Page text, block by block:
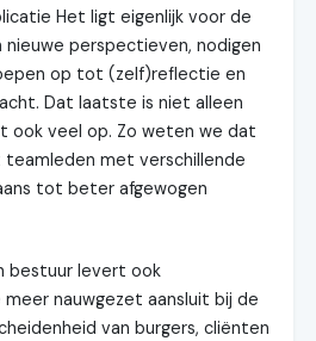
Het ligt eigenlijk voor de
nieuwe perspectieven, nodigen
op tot (zelf)reflectie en
Dat laatste is niet alleen
ook veel op. Zo weten we dat
met verschillende
tot beter afgewogen
bestuur levert ook
nauwgezet aansluit bij de
van burgers, cliënten